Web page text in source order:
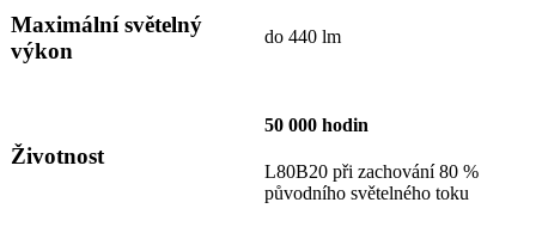
Maximální světelný
výkon
do 440 lm
Životnost
50 000 hodin
L80B20 při zachování 80 %
původního světelného toku